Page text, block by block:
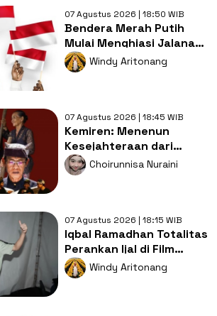
07 Agustus 2026 | 18:50 WIB
Bendera Merah Putih
Mulai Menghiasi Jalanan,
Mengapa Tradisi ini
Penting?
Windy Aritonang
07 Agustus 2026 | 18:45 WIB
Kemiren: Menenun
Kesejahteraan dari
Tanah Osing ke Panggung
Dunia
Choirunnisa Nuraini
07 Agustus 2026 | 18:15 WIB
Iqbal Ramadhan Totalitas
Perankan Ijal di Film
Operasi Pesta Copet
Windy Aritonang